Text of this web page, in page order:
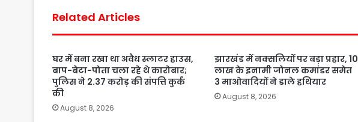
Related Articles
घर में बना रखा था अवैध स्लाटर हाउस,
बाप-बेटा-पोता चला रहे थे कारोबार;
पुलिस ने 2.37 करोड़ की संपत्ति कुर्क
की
August 8, 2026
झारखंड में नक्सलियों पर बड़ा प्रहार, 10
लाख के इनामी जोनल कमांडर समेत
3 माओवादियों ने डाले हथियार
August 8, 2026